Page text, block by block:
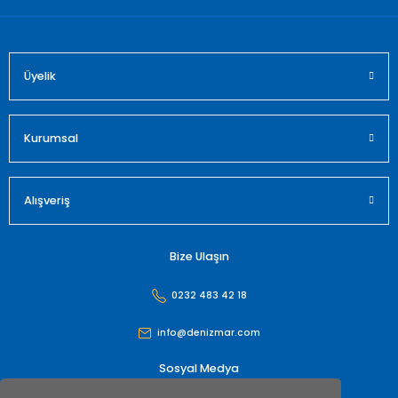
Üyelik
Kurumsal
Alışveriş
Bize Ulaşın
0232 483 42 18
info@denizmar.com
Sosyal Medya